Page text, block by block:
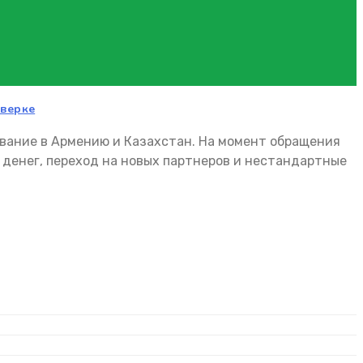
в Армению и Казахстан. На момент обращения
переход на новых партнеров и нестандартные